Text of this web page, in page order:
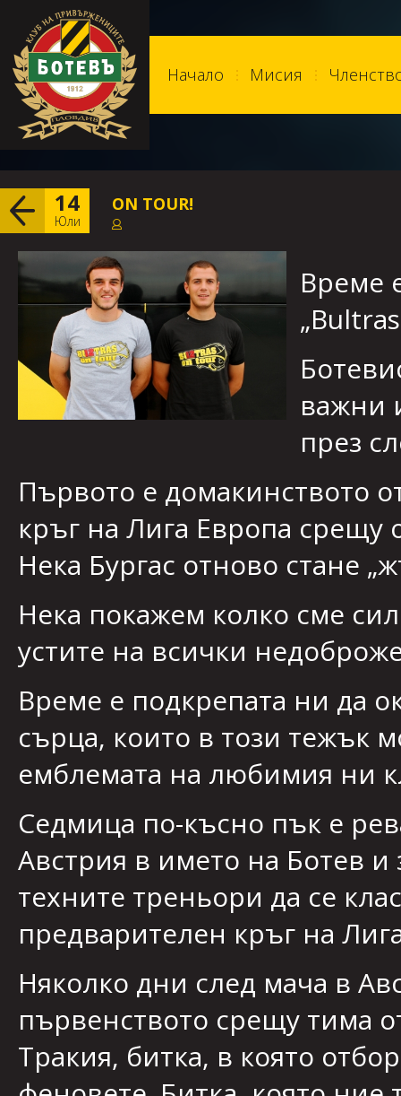
Начало Мисия
14
Юли
ON TOUR!
Време
важни
през
Първото е домакинството
кръг на Лига Европа срещу
Нека Бургас отновo стане
Нека покажем колко сме
устите на всички
Време е подкрепата ни да
сърца, които в този тежък
емблемата на любимия ни
Седмица по-късно пък е
Австрия в името на Ботев и
техните треньори да се
предварителен кръг на
Няколко дни след мача в
първенството срещу тима
Тракия, битка, в която